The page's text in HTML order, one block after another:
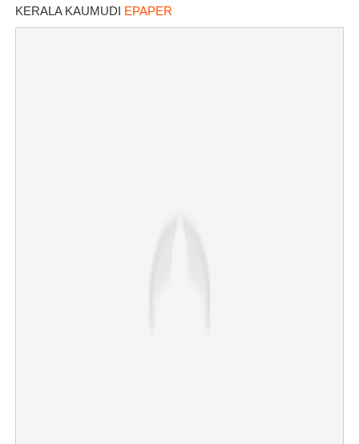
KERALA KAUMUDI EPAPER